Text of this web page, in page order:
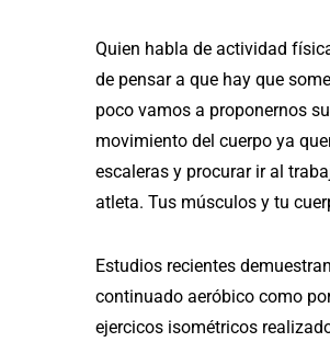
Quien habla de actividad
de pensar a que hay que
poco vamos a proponernos
movimiento del cuerpo ya
escaleras y procurar ir al
atleta. Tus músculos y tu
Estudios recientes
continuado aeróbico como
ejercicos isométricos